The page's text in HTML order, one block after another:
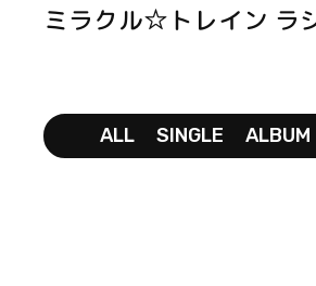
ミラクル☆トレイン ラ
ALL SINGLE ALBUM